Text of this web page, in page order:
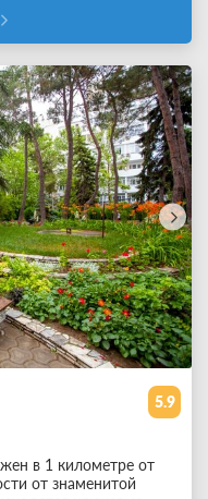
5.9
в 1 километре от
от знаменитой